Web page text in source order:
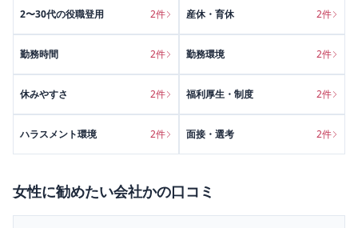
2〜30代の役職登用 2件 産休・育休 2件
勤務時間 2件 勤務環境 2件
休みやすさ 2件 福利厚生・制度 2件
ハラスメント環境 2件 面接・選考 2件
女性に勧めたい会社かの口コミ